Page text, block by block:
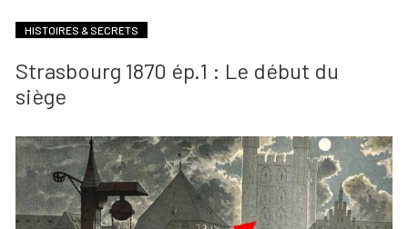
HISTOIRES & SECRETS
Strasbourg 1870 ép.1 : Le début du
siège